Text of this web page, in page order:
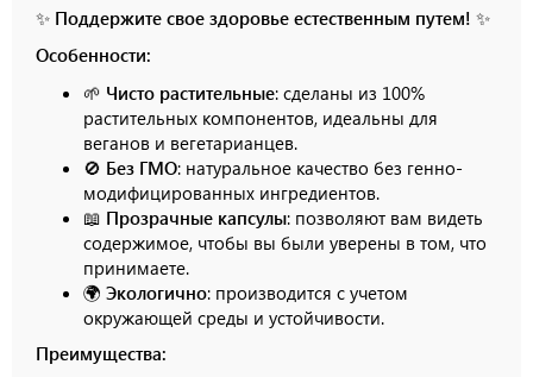
✨ Поддержите свое здоровье естественным путем! ✨
Особенности:
🌱 Чисто растительные: сделаны из 100%
растительных компонентов, идеальны для
веганов и вегетарианцев.
🚫 Без ГМО: натуральное качество без генно-
модифицированных ингредиентов.
📖 Прозрачные капсулы: позволяют вам видеть
содержимое, чтобы вы были уверены в том, что
принимаете.
🌍 Экологично: производится с учетом
окружающей среды и устойчивости.
Преимущества: